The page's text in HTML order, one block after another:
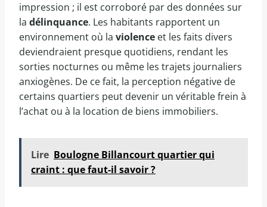
impression ; il est corroboré par des données sur
la délinquance. Les habitants rapportent un
environnement où la violence et les faits divers
deviendraient presque quotidiens, rendant les
sorties nocturnes ou même les trajets journaliers
anxiogènes. De ce fait, la perception négative de
certains quartiers peut devenir un véritable frein à
l’achat ou à la location de biens immobiliers.
Lire Boulogne Billancourt quartier qui
craint : que faut-il savoir ?